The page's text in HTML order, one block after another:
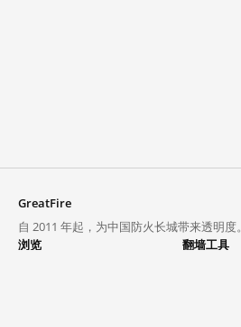
GreatFire
自 2011 年起，为中国防火长城带来透明度。
浏览
翻墙工具